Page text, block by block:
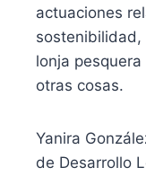
actuaciones
sostenibilidad,
lonja
otras cosas.
Yanira
de Desarrollo